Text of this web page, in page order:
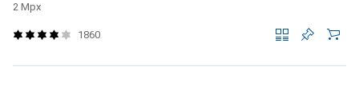
2 Mpx
1860